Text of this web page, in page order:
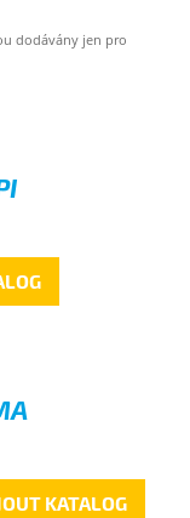
dodávány jen pro
KATALOG